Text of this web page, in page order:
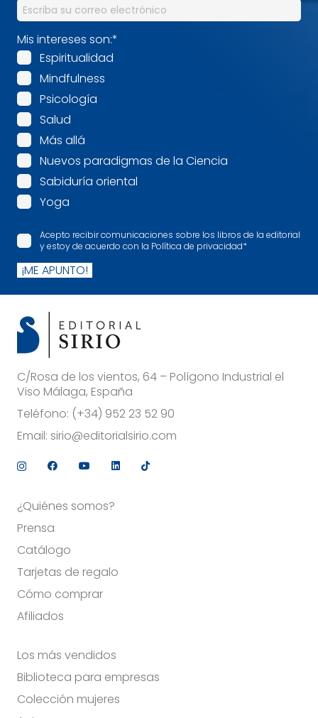
Mis intereses son:*
Espiritualidad
Mindfulness
Psicología
Salud
Más allá
Nuevos paradigmas de la Ciencia
Sabiduría oriental
Yoga
Acepto recibir comunicaciones sobre los libros de la editorial
y estoy de acuerdo con la Política de privacidad*
¡ME APUNTO!
C/Rosa de los vientos, 64 – Polígono Industrial el
Viso Málaga, España
Teléfono: (+34) 952 23 52 90
Email: sirio@editorialsirio.com
¿Quiénes somos?
Prensa
Catálogo
Tarjetas de regalo
Cómo comprar
Afiliados
Los más vendidos
Biblioteca para empresas
Colección mujeres